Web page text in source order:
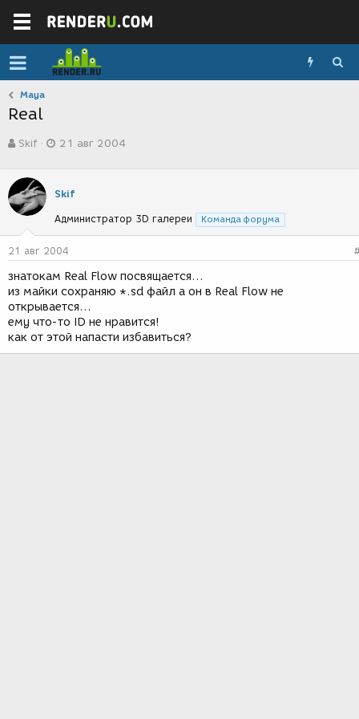
Maya
Real
в
о
р
т
е
м
ы
Skif
а
с
з
д
а
и
я
21 авг 2004
Skif
Администратор 3D галереи Команда форума
21 авг 2004
знатокам Real Flow посвящается...
из майки сохраняю *.sd файл а он в Real Flow не
открывается...
ему что-то ID не нравится!
как от этой напасти избавиться?